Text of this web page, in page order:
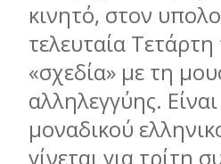
κινητό, στον
τελευταία
«σχεδία» µε τη
αλληλεγγύης.
µοναδικού
γίνεται για τρίτη